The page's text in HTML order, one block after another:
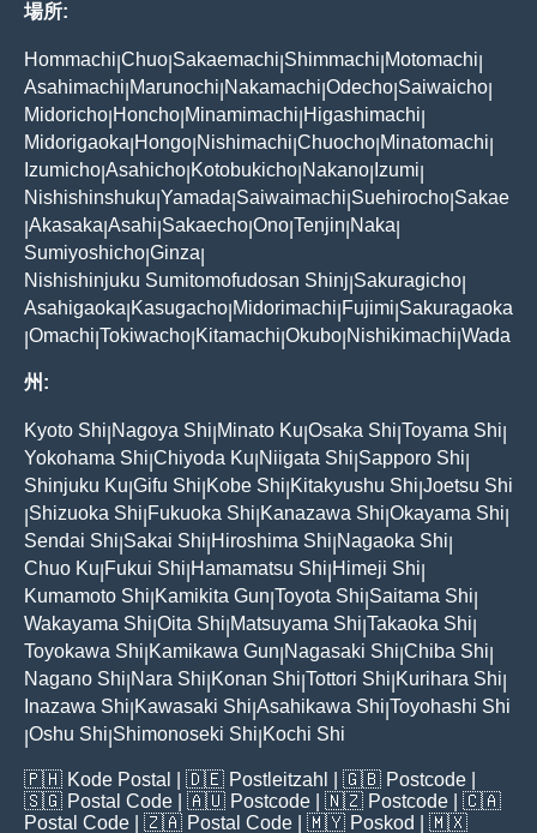
場所:
Hommachi Chuo Sakaemachi Shimmachi Motomachi
Asahimachi Marunochi Nakamachi Odecho Saiwaicho
Midoricho Honcho Minamimachi Higashimachi
Midorigaoka Hongo Nishimachi Chuocho Minatomachi
Izumicho Asahicho Kotobukicho Nakano Izumi
Nishishinshuku Yamada Saiwaimachi Suehirocho Sakae
Akasaka Asahi Sakaecho Ono Tenjin Naka
Sumiyoshicho Ginza
Nishishinjuku Sumitomofudosan Shinj Sakuragicho
Asahigaoka Kasugacho Midorimachi Fujimi Sakuragaoka
Omachi Tokiwacho Kitamachi Okubo Nishikimachi Wada
州:
Kyoto Shi Nagoya Shi Minato Ku Osaka Shi Toyama Shi
Yokohama Shi Chiyoda Ku Niigata Shi Sapporo Shi
Shinjuku Ku Gifu Shi Kobe Shi Kitakyushu Shi Joetsu Shi
Shizuoka Shi Fukuoka Shi Kanazawa Shi Okayama Shi
Sendai Shi Sakai Shi Hiroshima Shi Nagaoka Shi
Chuo Ku Fukui Shi Hamamatsu Shi Himeji Shi
Kumamoto Shi Kamikita Gun Toyota Shi Saitama Shi
Wakayama Shi Oita Shi Matsuyama Shi Takaoka Shi
Toyokawa Shi Kamikawa Gun Nagasaki Shi Chiba Shi
Nagano Shi Nara Shi Konan Shi Tottori Shi Kurihara Shi
Inazawa Shi Kawasaki Shi Asahikawa Shi Toyohashi Shi
Oshu Shi Shimonoseki Shi Kochi Shi
🇵🇭 Kode Postal | 🇩🇪 Postleitzahl | 🇬🇧 Postcode
🇸🇬 Postal Code | 🇦🇺 Postcode | 🇳🇿 Postcode | 🇨🇦
Postal Code | 🇿🇦 Postal Code | 🇲🇾 Poskod | 🇲🇽